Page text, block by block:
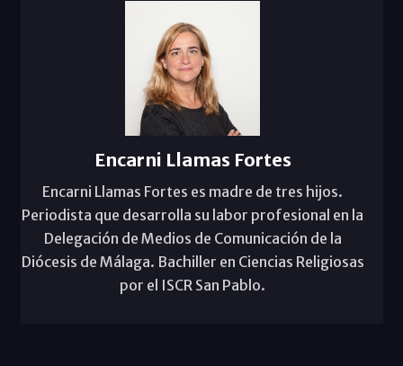
Encarni Llamas Fortes
Encarni Llamas Fortes es madre de tres hijos.
Periodista que desarrolla su labor profesional en la
Delegación de Medios de Comunicación de la
Diócesis de Málaga. Bachiller en Ciencias Religiosas
por el ISCR San Pablo.